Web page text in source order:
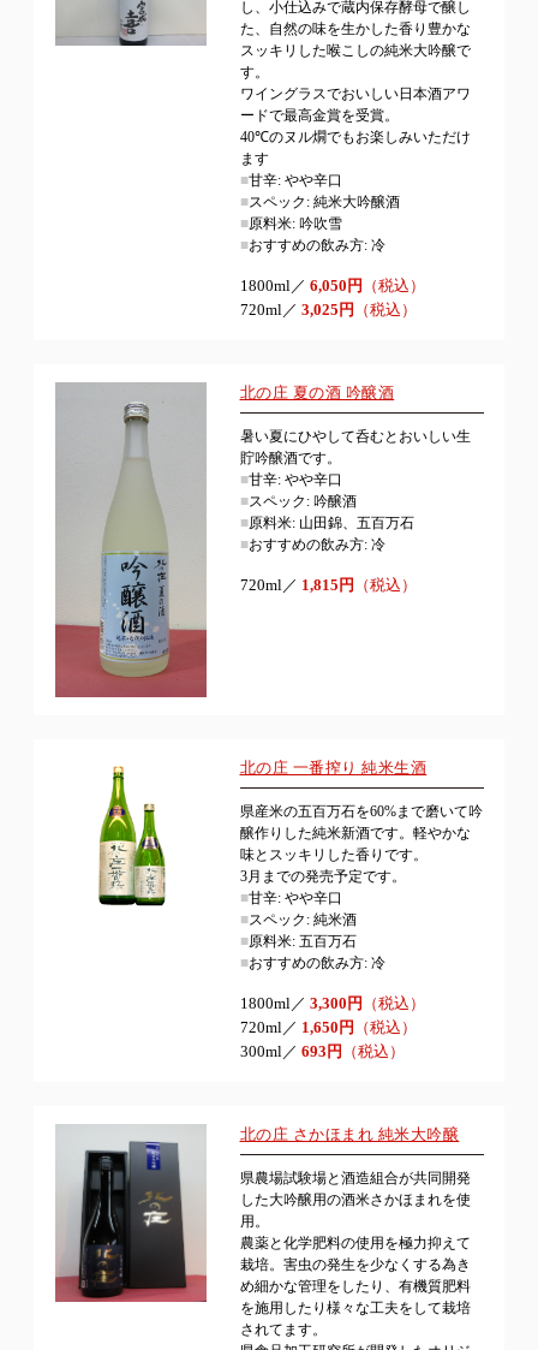
し、小仕込みで蔵内保存酵母で醸し
た、自然の味を生かした香り豊かな
スッキリした喉こしの純米大吟醸で
す。
ワイングラスでおいしい日本酒アワ
ードで最高金賞を受賞。
40℃のヌル燗でもお楽しみいただけ
ます
■甘辛: やや辛口
■スペック: 純米大吟醸酒
■原料米: 吟吹雪
■おすすめの飲み方: 冷
1800ml／ 6,050円 （税込）
720ml／ 3,025円 （税込）
北の庄 夏の酒 吟醸酒
暑い夏にひやして呑むとおいしい生
貯吟醸酒です。
■甘辛: やや辛口
■スペック: 吟醸酒
■原料米: 山田錦、五百万石
■おすすめの飲み方: 冷
720ml／ 1,815円 （税込）
北の庄 一番搾り 純米生酒
県産米の五百万石を60%まで磨いて吟
醸作りした純米新酒です。軽やかな
味とスッキリした香りです。
3月までの発売予定です。
■甘辛: やや辛口
■スペック: 純米酒
■原料米: 五百万石
■おすすめの飲み方: 冷
1800ml／ 3,300円 （税込）
720ml／ 1,650円 （税込）
300ml／ 693円 （税込）
北の庄 さかほまれ 純米大吟醸
県農場試験場と酒造組合が共同開発
した大吟醸用の酒米さかほまれを使
用。
農薬と化学肥料の使用を極力抑えて
栽培。害虫の発生を少なくする為き
め細かな管理をしたり、有機質肥料
を施用したり様々な工夫をして栽培
されてます。